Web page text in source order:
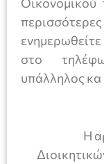
στο
υπάλληλος
Η